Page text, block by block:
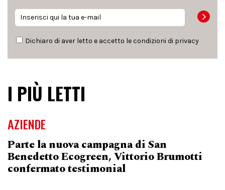
Dichiaro di aver letto e accetto le condizioni di privacy
I PIÙ LETTI
AZIENDE
Parte la nuova campagna di San
Benedetto Ecogreen, Vittorio Brumotti
confermato testimonial